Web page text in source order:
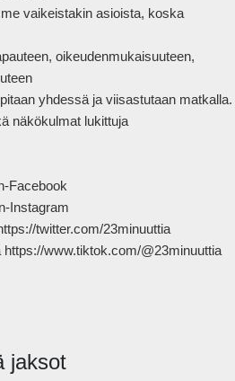
vaikeistakin asioista, koska
oikeudenmukaisuuteen,
yhdessä ja viisastutaan matkalla.
näkökulmat lukittuja
Facebook
Instagram
twitter.com/23minuuttia
www.tiktok.com/@23minuuttia
jaksot